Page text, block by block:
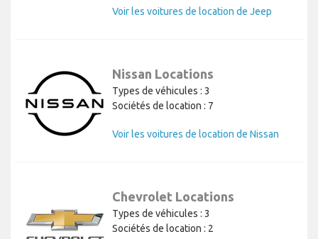
Voir les voitures de location de Jeep
Nissan Locations
Types de véhicules : 3
Sociétés de location : 7
Voir les voitures de location de Nissan
Chevrolet Locations
Types de véhicules : 3
Sociétés de location : 2